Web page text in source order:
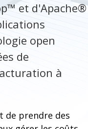
et d'Apache®
open
de
à
de prendre des